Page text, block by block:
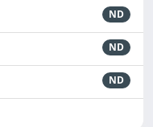
ND
ND
ND